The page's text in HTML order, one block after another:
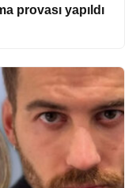
provası yapıldı